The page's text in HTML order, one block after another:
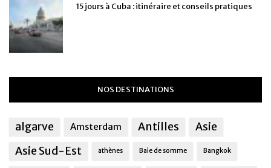
15 jours à Cuba : itinéraire et conseils pratiques
NOS DESTINATIONS
algarve Amsterdam Antilles
Asie
Asie Sud-Est
athènes Baie de somme Bangkok